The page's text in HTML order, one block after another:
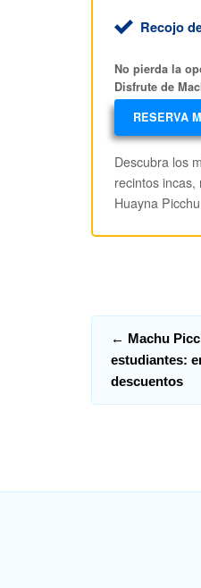
Recojo
No pierda la
Disfrute de
RESERVA
Descubra los
recintos
Huayna
← Machu
estudiantes:
descuentos